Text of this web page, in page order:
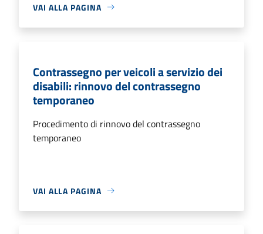
VAI ALLA PAGINA
Contrassegno per veicoli a servizio dei
disabili: rinnovo del contrassegno
temporaneo
Procedimento di rinnovo del contrassegno
temporaneo
VAI ALLA PAGINA